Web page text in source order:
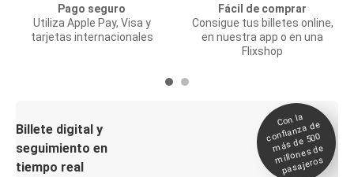
Pago seguro
Utiliza Apple Pay, Visa y
tarjetas internacionales
Fácil de comprar
Consigue tus billetes online,
en nuestra app o en una
Flixshop
Billete digital y
seguimiento en
tiempo real
Con la
confianza de
más de 500
millones de
pasajeros